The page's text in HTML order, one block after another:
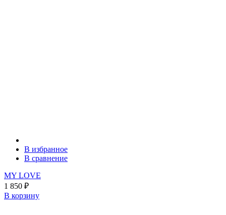
В избранное
В сравнение
MY LOVE
1 850 ₽
В корзину